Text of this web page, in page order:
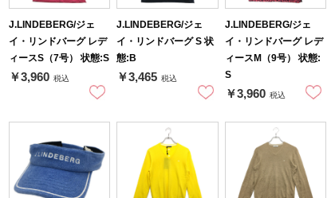
J.LINDEBERG/ジェ
イ・リンドバーグ レデ
ィースS（7号） 状態:S
￥3,960 税込
J.LINDEBERG/ジェ
イ・リンドバーグ S 状
態:B
￥3,465 税込
J.LINDEBERG/ジェ
イ・リンドバーグ レデ
ィースM（9号） 状態:
S
￥3,960 税込